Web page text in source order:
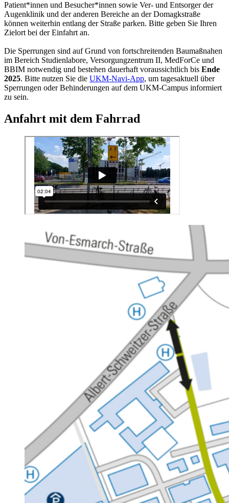
Patient*innen und Besucher*innen sowie Ver- und Entsorger der
Augenklinik und der anderen Bereiche an der Domagkstraße
können weiterhin entlang der Straße parken. Bitte geben Sie Ihren
Zielort bei der Einfahrt an.
Die Sperrungen sind auf Grund von fortschreitenden Baumaßnahen
im Bereich Studienlabore, Versorgungzentrum II, MedForCe und
BBIM notwendig und bestehen dauerhaft voraussichtlich bis Ende
2025. Bitte nutzen Sie die UKM-Navi-App, um tagesaktuell über
Sperrungen oder Behinderungen auf dem UKM-Campus informiert
zu sein.
Anfahrt mit dem Fahrrad